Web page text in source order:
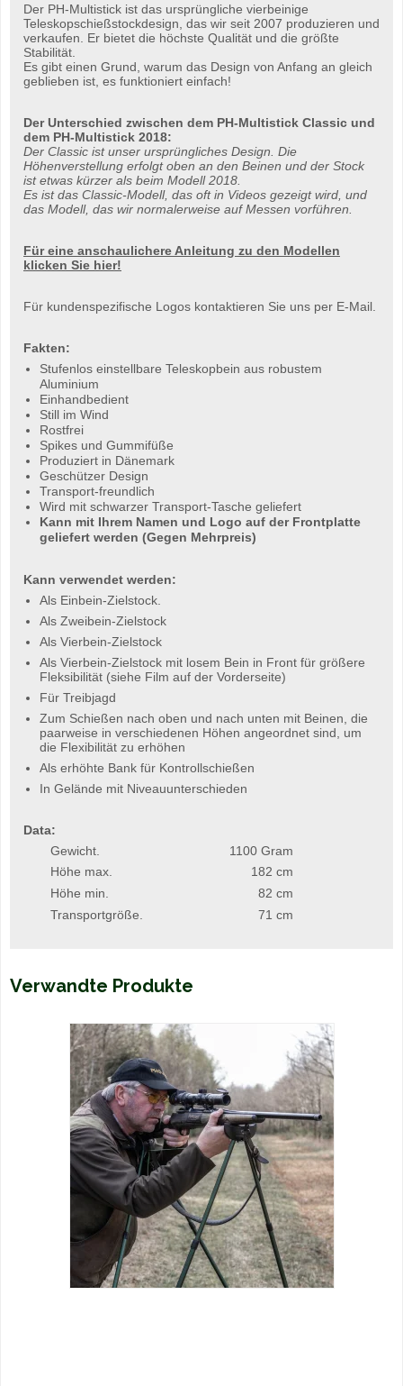
Der PH-Multistick ist das ursprüngliche vierbeinige
Teleskopschießstockdesign, das wir seit 2007 produzieren und
verkaufen. Er bietet die höchste Qualität und die größte
Stabilität.
Es gibt einen Grund, warum das Design von Anfang an gleich
geblieben ist, es funktioniert einfach!
Der Unterschied zwischen dem PH-Multistick Classic und
dem PH-Multistick 2018:
Der Classic ist unser ursprüngliches Design. Die
Höhenverstellung erfolgt oben an den Beinen und der Stock
ist etwas kürzer als beim Modell 2018.
Es ist das Classic-Modell, das oft in Videos gezeigt wird, und
das Modell, das wir normalerweise auf Messen vorführen.
Für eine anschaulichere Anleitung zu den Modellen
klicken Sie hier!
Für kundenspezifische Logos kontaktieren Sie uns per E-Mail.
Fakten:
Stufenlos einstellbare Teleskopbein aus robustem
Aluminium
Einhandbedient
Still im Wind
Rostfrei
Spikes und Gummifüße
Produziert in Dänemark
Geschützer Design
Transport-freundlich
Wird mit schwarzer Transport-Tasche geliefert
Kann mit Ihrem Namen und Logo auf der Frontplatte
geliefert werden (Gegen Mehrpreis)
Kann verwendet werden:
Als Einbein-Zielstock.
Als Zweibein-Zielstock
Als Vierbein-Zielstock
Als Vierbein-Zielstock mit losem Bein in Front für größere
Fleksibilität (siehe Film auf der Vorderseite)
Für Treibjagd
Zum Schießen nach oben und nach unten mit Beinen, die
paarweise in verschiedenen Höhen angeordnet sind, um
die Flexibilität zu erhöhen
Als erhöhte Bank für Kontrollschießen
In Gelände mit Niveauunterschieden
Data:
Gewicht.
1100 Gram
Höhe max.
182 cm
Höhe min.
82 cm
Transportgröße.
71 cm
Verwandte Produkte